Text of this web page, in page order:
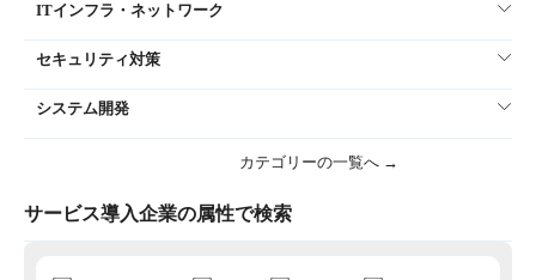
ITインフラ・ネットワーク
セキュリティ対策
システム開発
カテゴリーの一覧へ →
サービス導入企業の属性で検索